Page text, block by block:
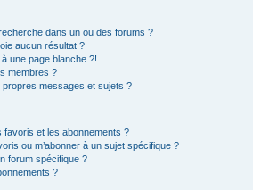
dans un ou des forums ?
aucun résultat ?
une page blanche ?!
membres ?
messages et sujets ?
favoris et les abonnements ?
ou m’abonner à un sujet spécifique ?
forum spécifique ?
?